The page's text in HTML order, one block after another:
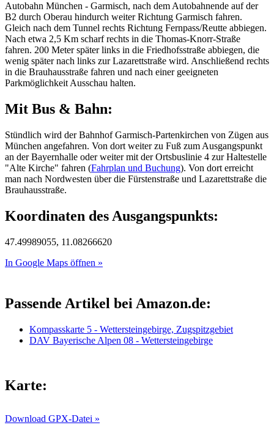
Autobahn München - Garmisch, nach dem Autobahnende auf der
B2 durch Oberau hindurch weiter Richtung Garmisch fahren.
Gleich nach dem Tunnel rechts Richtung Fernpass/Reutte abbiegen.
Nach etwa 2,5 Km scharf rechts in die Thomas-Knorr-Straße
fahren. 200 Meter später links in die Friedhofsstraße abbiegen, die
wenig später nach links zur Lazarettstraße wird. Anschließend rechts
in die Brauhausstraße fahren und nach einer geeigneten
Parkmöglichkeit Ausschau halten.
Mit Bus & Bahn:
Stündlich wird der Bahnhof Garmisch-Partenkirchen von Zügen aus
München angefahren. Von dort weiter zu Fuß zum Ausgangspunkt
an der Bayernhalle oder weiter mit der Ortsbuslinie 4 zur Haltestelle
"Alte Kirche" fahren (Fahrplan und Buchung). Von dort erreicht
man nach Nordwesten über die Fürstenstraße und Lazarettstraße die
Brauhausstraße.
Koordinaten des Ausgangspunkts:
47.49989055, 11.08266620
In Google Maps öffnen »
Passende Artikel bei Amazon.de:
Kompasskarte 5 - Wettersteingebirge, Zugspitzgebiet
DAV Bayerische Alpen 08 - Wettersteingebirge
Karte:
Download GPX-Datei »